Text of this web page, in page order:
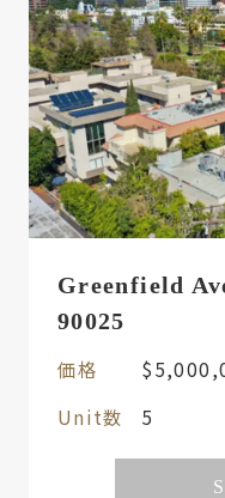
Greenfield
90025
価格
Unit数
5